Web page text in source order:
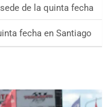
de la quinta fecha
fecha en Santiago